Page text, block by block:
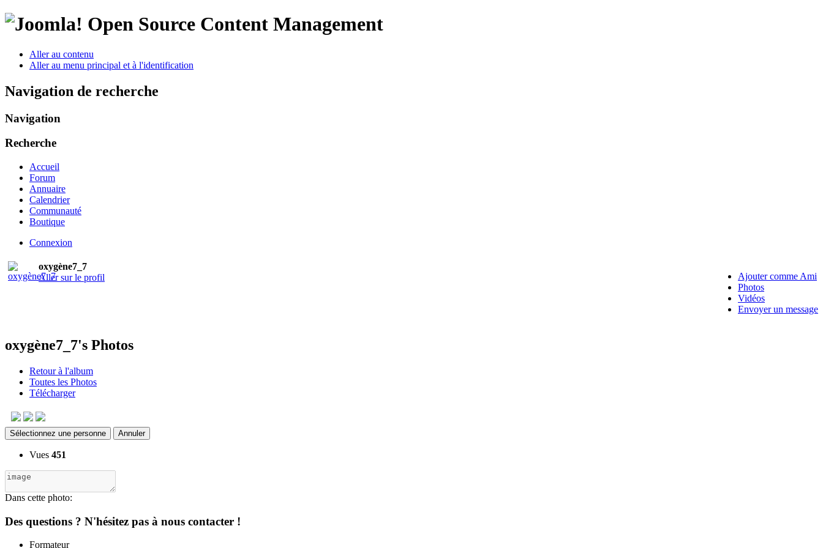
Open Source Content Management
Aller au contenu
Aller au menu principal et à l'identification
Navigation de recherche
Navigation
Recherche
Accueil
Forum
Annuaire
Calendrier
Communauté
Boutique
Connexion
oxygène7_7
Aller sur le profil
Ajouter comme Ami
Photos
Vidéos
Envoyer un message
oxygène7_7's Photos
Retour à l'album
Toutes les Photos
Télécharger
Sélectionnez une personne Annuler
Vues 451
Dans cette photo:
Des questions ? N'hésitez pas à nous contacter !
Formateur